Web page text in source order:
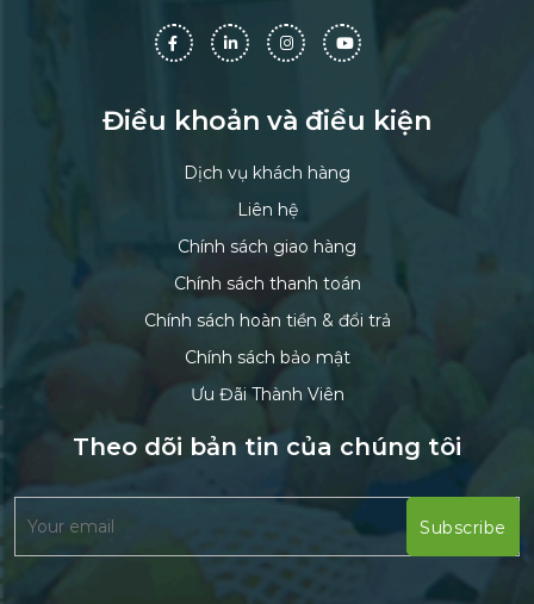
Điều khoản và điều kiện
Dịch vụ khách hàng
Liên hệ
Chính sách giao hàng
Chính sách thanh toán
Chính sách hoàn tiền & đổi trả
Chính sách bảo mật
Ưu Đãi Thành Viên
Theo dõi bản tin của chúng tôi